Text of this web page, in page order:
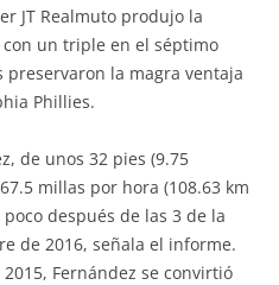
JT Realmuto produjo la
un triple en el séptimo
la magra ventaja
Phillies.
de unos 32 pies (9.75
millas por hora (108.63 km
después de las 3 de la
de 2016, señala el informe.
Fernández se convirtió